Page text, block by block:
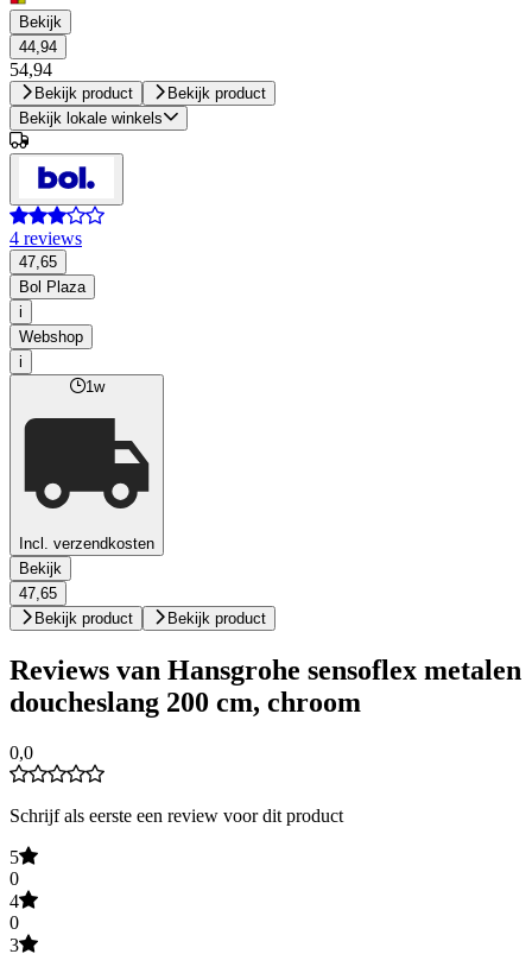
Bekijk
44,94
54,94
Bekijk product
Bekijk product
Bekijk lokale winkels
4 reviews
47,65
Bol Plaza
i
Webshop
i
1w
Incl. verzendkosten
Bekijk
47,65
Bekijk product
Bekijk product
Reviews van Hansgrohe sensoflex metalen
doucheslang 200 cm, chroom
0,0
Schrijf als eerste een review voor dit product
5
0
4
0
3